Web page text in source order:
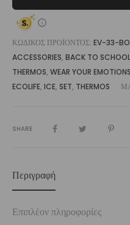
ΚΩΔΙΚΌΣ ΠΡΟΪΌΝΤΟΣ: EV-33-
ACCESSORIES, BACK TO SCHOOL
THERMOS, WEAR YOUR EMOTIONS
ECOLIFE, ICE, SET, THERMOS
SHARE
Περιγραφή
Επιπλέον πληροφορίες